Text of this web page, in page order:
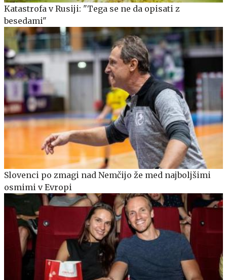
Katastrofa v Rusiji: "Tega se ne da opisati z
besedami"
Slovenci po zmagi nad Nemčijo že med najboljšimi
osmimi v Evropi